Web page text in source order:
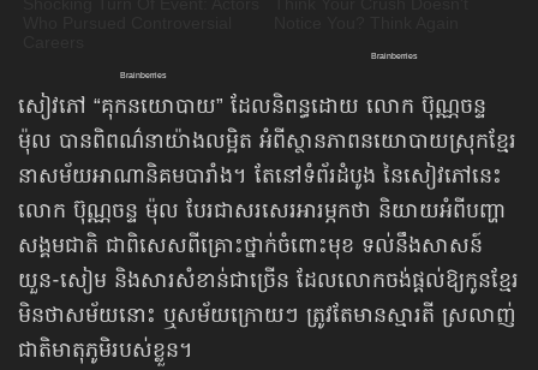
សៀវភៅ “គុកនយោបាយ” ដែលនិពន្ធដោយ លោក ប៊ុណ្ណចន្ទ
ម៉ុល បានពិពណ៌នាយ៉ាងលម្អិត អំពីស្ថានភាពនយោបាយស្រុកខ្មែរ
នាសម័យអាណានិគមបារាំង។ តែនៅទំព័រដំបូង នៃសៀវភៅនេះ
លោក ប៊ុណ្ណចន្ទ ម៉ុល បែរជាសរសេរអារម្ភកថា និយាយអំពីបញ្ហា
សង្គមជាតិ ជាពិសេសពីគ្រោះថ្នាក់ចំពោះមុខ ទល់នឹងសាសន៍
យួន-សៀម និងសារសំខាន់ជាច្រើន ដែលលោកចង់ផ្តល់ឱ្យកូនខ្មែរ
មិនថាសម័យនោះ ឬសម័យក្រោយៗ ត្រូវតែមានស្មារតី ស្រលាញ់
ជាតិមាតុភូមិរបស់ខ្លួន។